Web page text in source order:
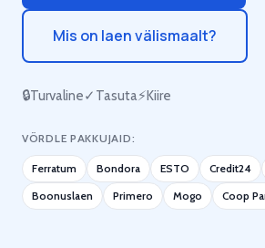
Mis on laen välismaalt?
🔒Turvaline✓ Tasuta⚡Kiire
VÕRDLE PAKKUJAID:
Ferratum Bondora ESTO Credit24
Boonuslaen
Primero Mogo Coop